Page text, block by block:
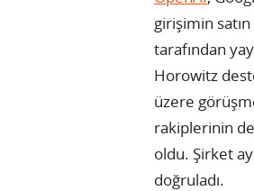
girişimin
tarafından
Horowitz
üzere
rakiplerinin de
oldu. Şirket
doğruladı.